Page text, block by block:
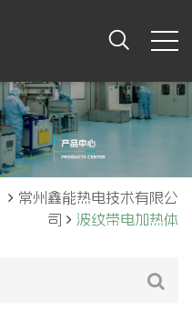
常州鑫能热电技术有限公
司
波纹带电加热体